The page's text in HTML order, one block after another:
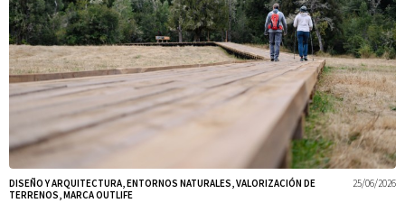
25/06/2026
DISEÑO Y ARQUITECTURA, ENTORNOS NATURALES, VALORIZACIÓN DE
TERRENOS, MARCA OUTLIFE